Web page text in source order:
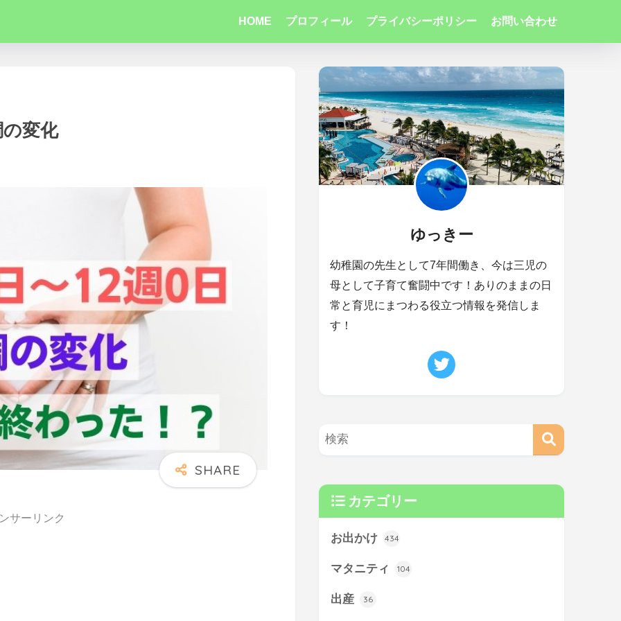
HOME プロフィール プライバシーポリシー お問い合わせ
変化
サーリンク
ゆっきー
幼稚園の先生として7年間働き、今は三児の
母として子育て奮闘中です！ありのままの日
常と育児にまつわる役立つ情報を発信しま
す！
カテゴリー
お出かけ 434
マタニティ 104
出産 36